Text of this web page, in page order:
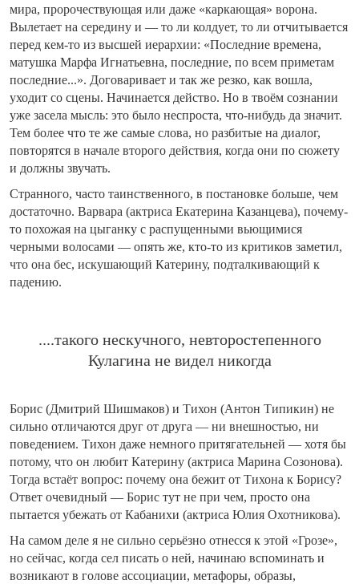
мира, пророчествующая или даже «каркающая» ворона.
Вылетает на середину и — то ли колдует, то ли отчитывается
перед кем-то из высшей иерархии: «Последние времена,
матушка Марфа Игнатьевна, последние, по всем приметам
последние...». Договаривает и так же резко, как вошла,
уходит со сцены. Начинается действо. Но в твоём сознании
уже засела мысль: это было неспроста, что-нибудь да значит.
Тем более что те же самые слова, но разбитые на диалог,
повторятся в начале второго действия, когда они по сюжету
и должны звучать.
Странного, часто таинственного, в постановке больше, чем
достаточно. Варвара (актриса Екатерина Казанцева), почему-
то похожая на цыганку с распущенными вьющимися
черными волосами — опять же, кто-то из критиков заметил,
что она бес, искушающий Катерину, подталкивающий к
падению.
....такого нескучного, невторостепенного
Кулагина не видел никогда
Борис (Дмитрий Шишмаков) и Тихон (Антон Типикин) не
сильно отличаются друг от друга — ни внешностью, ни
поведением. Тихон даже немного притягательней — хотя бы
потому, что он любит Катерину (актриса Марина Созонова).
Тогда встаёт вопрос: почему она бежит от Тихона к Борису?
Ответ очевидный — Борис тут не при чем, просто она
пытается убежать от Кабанихи (актриса Юлия Охотникова).
На самом деле я не сильно серьёзно отнесся к этой «Грозе»,
но сейчас, когда сел писать о ней, начинаю вспоминать и
возникают в голове ассоциации, метафоры, образы,